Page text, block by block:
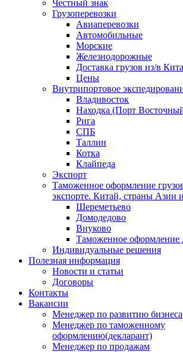
Честный знак
Грузоперевозки
Авиаперевозки
Автомобильные
Морские
Железнодорожные
Доставка грузов из/в
Цены
Внутрипортовое
Владивосток
Находка (Порт
Рига
СПБ
Таллин
Котка
Клайпеда
Экспорт
Таможенное оформление
экспорте. Китай, страны Азии
Шереметьево
Домодедово
Внуково
Таможенное оформление
Индивидуальные решения
Полезная информация
Новости и статьи
Договоры
Контакты
Вакансии
Менеджер по развитию бизнеса
Менеджер по таможенному
оформлению(декларант)
Менеджер по продажам